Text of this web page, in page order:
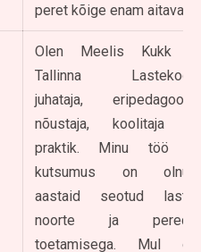
peret kõige enam aitavad.
Olen Meelis Kukk –
Tallinna Lastekodu
juhataja, eripedagoog-
nõustaja, koolitaja ja
praktik. Minu töö ja
kutsumus on olnud
aastaid seotud laste,
noorte ja perede
toetamisega. Mul on